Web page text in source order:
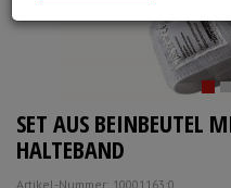
Spritzen, Kanülen & Zubehör
Registrieren
SET AUS BEINBEUTEL
HALTEBAND
Artikel-Nummer: 10001163;0